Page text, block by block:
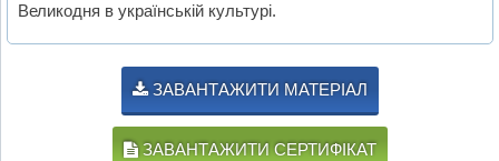
Великодня в українській культурі.
ЗАВАНТАЖИТИ МАТЕРІАЛ
ЗАВАНТАЖИТИ СЕРТИФІКАТ